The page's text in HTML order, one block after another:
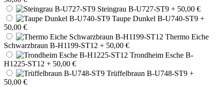
Steingrau B-U727-ST9 + 50,00 €
Taupe Dunkel B-U740-ST9 +
50,00 €
Thermo Eiche
Schwarzbraun B-H1199-ST12 + 50,00 €
Trondheim Esche B-
H1225-ST12 + 50,00 €
Trüffelbraun B-U748-ST9 +
50,00 €